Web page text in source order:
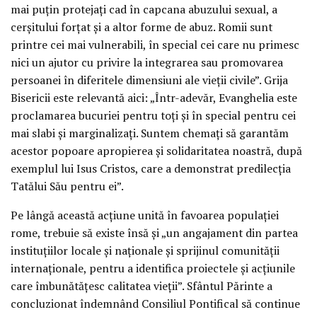
mai puţin protejaţi cad în capcana abuzului sexual, a
cerşitului forţat şi a altor forme de abuz. Romii sunt
printre cei mai vulnerabili, în special cei care nu primesc
nici un ajutor cu privire la integrarea sau promovarea
persoanei în diferitele dimensiuni ale vieţii civile”. Grija
Bisericii este relevantă aici: „Într-adevăr, Evanghelia este
proclamarea bucuriei pentru toţi şi în special pentru cei
mai slabi şi marginalizaţi. Suntem chemaţi să garantăm
acestor popoare apropierea şi solidaritatea noastră, după
exemplul lui Isus Cristos, care a demonstrat predilecţia
Tatălui Său pentru ei”.
Pe lângă această acţiune unită în favoarea populaţiei
rome, trebuie să existe însă şi „un angajament din partea
instituţiilor locale şi naţionale şi sprijinul comunităţii
internaţionale, pentru a identifica proiectele şi acţiunile
care îmbunătăţesc calitatea vieţii”. Sfântul Părinte a
concluzionat îndemnând Consiliul Pontifical să continue